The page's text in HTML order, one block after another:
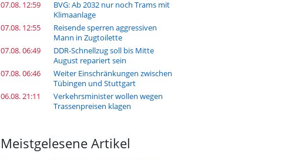
07.08. 12:59
BVG: Ab 2032 nur noch Trams mit
Klimaanlage
07.08. 12:55
Reisende sperren aggressiven
Mann in Zugtoilette
07.08. 06:49
DDR-Schnellzug soll bis Mitte
August repariert sein
07.08. 06:46
Weiter Einschränkungen zwischen
Tübingen und Stuttgart
06.08. 21:11
Verkehrsminister wollen wegen
Trassenpreisen klagen
Meistgelesene Artikel